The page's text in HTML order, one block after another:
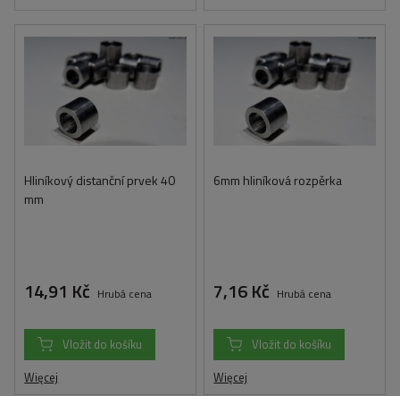
Hliníkový distanční prvek 40
mm
14,91 Kč Hrubá cena
Vložit do košíku
Więcej
6mm hliníková rozpěrka
7,16 Kč Hrubá cena
Vložit do košíku
Więcej